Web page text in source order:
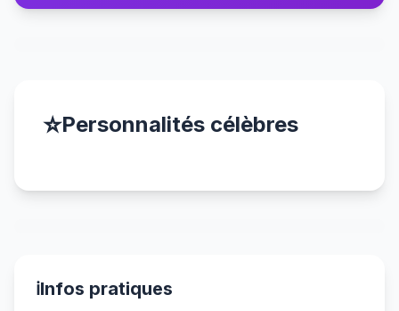
⭐Personnalités célèbres
ℹ️Infos pratiques